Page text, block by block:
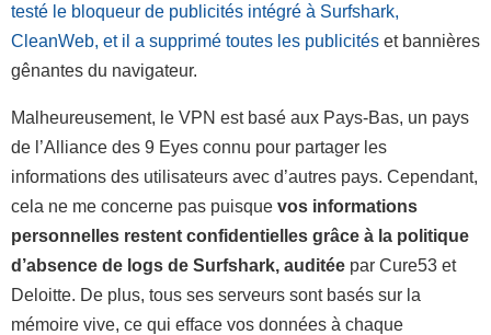
testé le bloqueur de publicités intégré à Surfshark,
CleanWeb, et il a supprimé toutes les publicités et bannières
gênantes du navigateur.
Malheureusement, le VPN est basé aux Pays-Bas, un pays
de l’Alliance des 9 Eyes connu pour partager les
informations des utilisateurs avec d’autres pays. Cependant,
cela ne me concerne pas puisque vos informations
personnelles restent confidentielles grâce à la politique
d’absence de logs de Surfshark, auditée par Cure53 et
Deloitte. De plus, tous ses serveurs sont basés sur la
mémoire vive, ce qui efface vos données à chaque